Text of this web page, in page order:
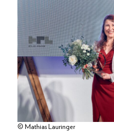
© Mathias Lauringer